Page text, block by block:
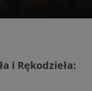
i Rękodzieła: